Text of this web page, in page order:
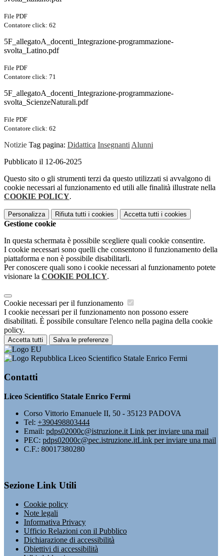
File PDF
Contatore click: 62
5F_allegatoA_docenti_Integrazione-programmazione-
svolta_Latino.pdf
File PDF
Contatore click: 71
5F_allegatoA_docenti_Integrazione-programmazione-
svolta_ScienzeNaturali.pdf
File PDF
Contatore click: 62
Notizie Tag pagina: Didattica Insegnanti Alunni
Pubblicato il 12-06-2025
Questo sito o gli strumenti terzi da questo utilizzati si avvalgono di
cookie necessari al funzionamento ed utili alle finalità illustrate nella
COOKIE POLICY.
Personalizza Rifiuta tutti i cookies Accetta tutti i cookies
Gestione cookie
In questa schermata è possibile scegliere quali cookie consentire.
I cookie necessari sono quelli che consentono il funzionamento della
piattaforma e non è possibile disabilitarli.
Per conoscere quali sono i cookie necessari al funzionamento potete
visionare la COOKIE POLICY.
Cookie necessari per il funzionamento
I cookie necessari per il funzionamento non possono essere
disabilitati. È possibile consultare l'elenco nella pagina della cookie
policy.
Accetta tutti Salva le preferenze
Liceo Scientifico Statale Enrico Fermi
Contatti
Liceo Scientifico Statale Enrico Fermi
Corso Vittorio Emanuele II, 50 - 35123 PADOVA
Tel: +390498803444
Email: pdps02000c@istruzione.it Link per inviare una mail
PEC: pdps02000c@pec.istruzione.itLink per inviare una mail
C.F.: 80017380280
Sezione Link Utili
Cookie policy
Note legali
Informativa Privacy
Ufficio Relazioni con il Pubblico
Dichiarazione di accessibilità
Obiettivi di accessibilità